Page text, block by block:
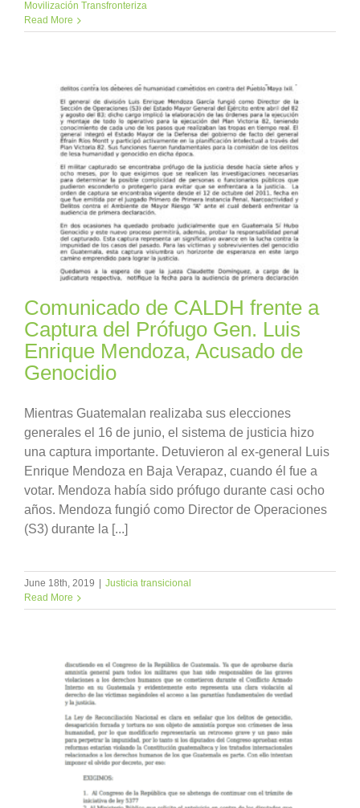
Movilización Transfronteriza
Read More
Comunicado de CALDH frente a
Captura del Prófugo Gen. Luis
Enrique Mendoza, Acusado de
Genocidio
Mientras Guatemalan realizaba sus elecciones
generales el 16 de junio, el sistema de justicia hizo
una captura importante. Detuvieron al ex-general Luis
Enrique Mendoza en Baja Verapaz, cuando él fue a
votar. Mendoza había sido prófugo durante casi ocho
años. Mendoza fungió como Director de Operaciones
(S3) durante la [...]
June 18th, 2019 | Justicia transicional
Read More